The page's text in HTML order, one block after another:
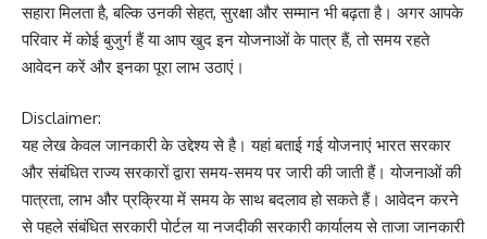
सहारा मिलता है, बल्कि उनकी सेहत, सुरक्षा और सम्मान भी बढ़ता है। अगर आपके
परिवार में कोई बुजुर्ग हैं या आप खुद इन योजनाओं के पात्र हैं, तो समय रहते
आवेदन करें और इनका पूरा लाभ उठाएं।
Disclaimer:
यह लेख केवल जानकारी के उद्देश्य से है। यहां बताई गई योजनाएं भारत सरकार
और संबंधित राज्य सरकारों द्वारा समय-समय पर जारी की जाती हैं। योजनाओं की
पात्रता, लाभ और प्रक्रिया में समय के साथ बदलाव हो सकते हैं। आवेदन करने
से पहले संबंधित सरकारी पोर्टल या नजदीकी सरकारी कार्यालय से ताजा जानकारी